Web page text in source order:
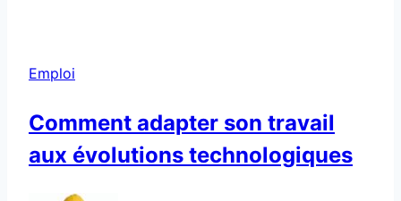
Emploi
Comment adapter son travail
aux évolutions technologiques